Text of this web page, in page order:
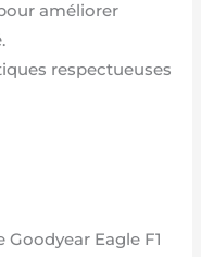
améliorer
respectueuses
Eagle F1